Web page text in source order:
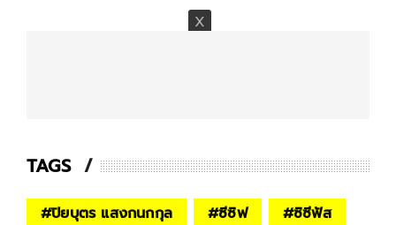
TAGS
#ปิยบุตร แสงกนกกุล #ซีซิฟ #ซิซีฟัส